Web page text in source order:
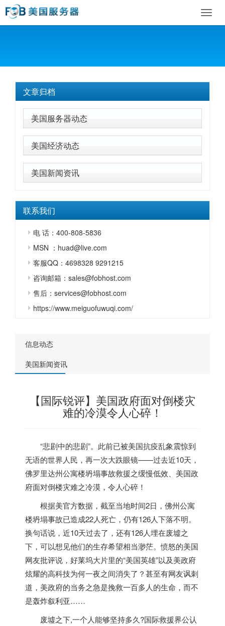
文章归档
美国服务器动态
美国经济动态
美国新闻资讯
联系我们
电 话：400-808-5836
MSN ：huad@live.com
客服QQ：4698328 9291215
咨询邮箱：sales@fobhost.com
售后：services@fobhost.com
https://www.meiguofuwuqi.com/
信息动态
美国新闻资讯
【国际锐评】美国政府面对倒楼灾
难的冷漠令人心碎！
“悲剧中的悲剧”。此前已被美国抗疫乱象震惊到
无语的世界人民，再一次大跌眼镜——过去近10天，
佛罗里达州公寓楼坍塌事故救援之缓慢低效、 美国政
府面对倒楼灾难之冷漠，令人心碎！
根据美官方数据，截至当地时间2日，佛州公寓
楼坍塌事故已造成22人死亡，仍有126人下落不明。
换句话说，近10天过去了，还有126人埋在废墟之
下，可以想见他们的生存希望相当渺茫。愤怒的美国
网友批评说，好莱坞大片里的“美国英雄”以及美政府
炫耀的高科技为何一夜之间消失了？甚至有网友讽刺
道，美政府的当务之急是挽救一百多人的生命，而不
是轰炸叙利亚……
废墟之下,一个人能够坚持多久?国际救援界公认